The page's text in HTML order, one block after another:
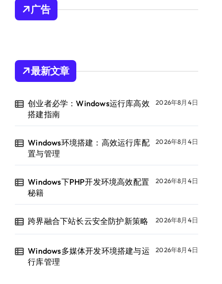
广告
最新文章
创业者必学：Windows运行库高效
搭建指南
2026年8月4日
Windows环境搭建：高效运行库配
置与管理
2026年8月4日
Windows下PHP开发环境高效配置
秘籍
2026年8月4日
跨界融合下站长云安全防护新策略 2026年8月4日
Windows多媒体开发环境搭建与运
行库管理
2026年8月4日